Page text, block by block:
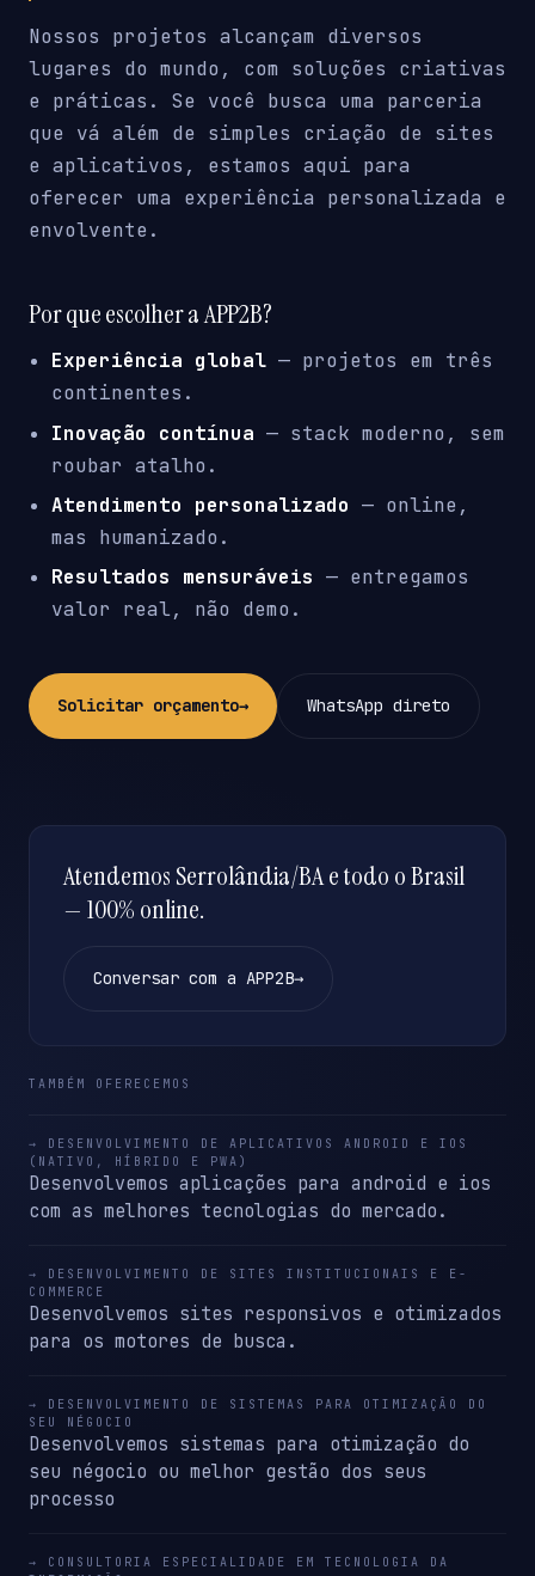
Nossos projetos alcançam diversos
lugares do mundo, com soluções criativas
e práticas. Se você busca uma parceria
que vá além de simples criação de sites
e aplicativos, estamos aqui para
oferecer uma experiência personalizada e
envolvente.
Por que escolher a APP2B?
Experiência global — projetos em três
continentes.
Inovação contínua — stack moderno, sem
roubar atalho.
Atendimento personalizado — online,
mas humanizado.
Resultados mensuráveis — entregamos
valor real, não demo.
Solicitar orçamento→ WhatsApp direto
Atendemos Serrolândia/BA e todo o Brasil
— 100% online.
Conversar com a APP2B→
TAMBÉM OFERECEMOS
→ DESENVOLVIMENTO DE APLICATIVOS ANDROID E IOS
(NATIVO, HÍBRIDO E PWA)
Desenvolvemos aplicações para android e ios
com as melhores tecnologias do mercado.
→ DESENVOLVIMENTO DE SITES INSTITUCIONAIS E E-
COMMERCE
Desenvolvemos sites responsivos e otimizados
para os motores de busca.
→ DESENVOLVIMENTO DE SISTEMAS PARA OTIMIZAÇÃO DO
SEU NÉGOCIO
Desenvolvemos sistemas para otimização do
seu négocio ou melhor gestão dos seus
processo
→ CONSULTORIA ESPECIALIDADE EM TECNOLOGIA DA